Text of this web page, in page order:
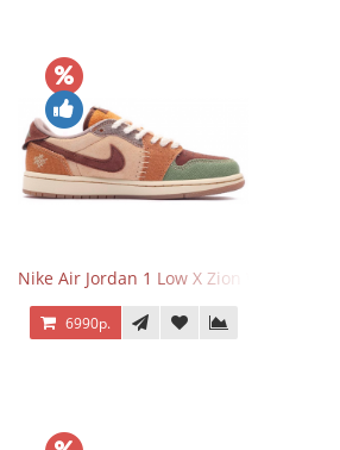
Nike Air Jordan 1 Low X Zion Williamson
6990р.